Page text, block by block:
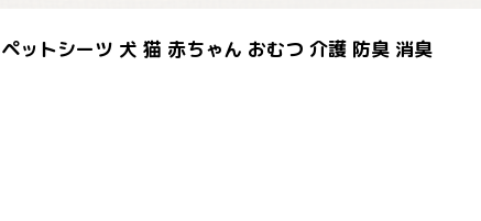
ットシーツ 犬 猫 赤ちゃん おむつ 介護 防臭 消臭